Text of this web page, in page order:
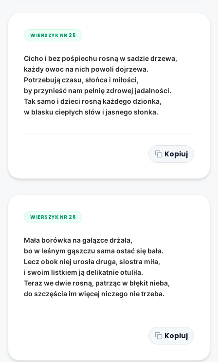
WIERSZYK NR 25
Cicho i bez pośpiechu rosną w sadzie drzewa,
każdy owoc na nich powoli dojrzewa.
Potrzebują czasu, słońca i miłości,
by przynieść nam pełnię zdrowej jadalności.
Tak samo i dzieci rosną każdego dzionka,
w blasku ciepłych słów i jasnego słonka.
Kopiuj
WIERSZYK NR 26
Mała borówka na gałązce drżała,
bo w leśnym gąszczu sama ostać się bała.
Lecz obok niej urosła druga, siostra miła,
i swoim listkiem ją delikatnie otuliła.
Teraz we dwie rosną, patrząc w błękit nieba,
do szczęścia im więcej niczego nie trzeba.
Kopiuj